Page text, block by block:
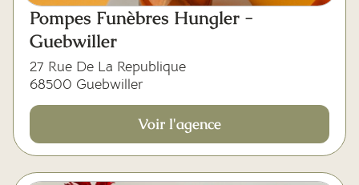
Pompes Funèbres Hungler -
Guebwiller
27 Rue De La Republique
68500 Guebwiller
Voir l'agence